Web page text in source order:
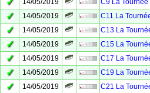
14/05/2019
C9 La
✓ 14/05/2019
C11 La
✓ 14/05/2019
C13 La
✓ 14/05/2019
C15 La
✓ 14/05/2019
C17 La
✓ 14/05/2019
C19 La
✓ 14/05/2019
C21 La